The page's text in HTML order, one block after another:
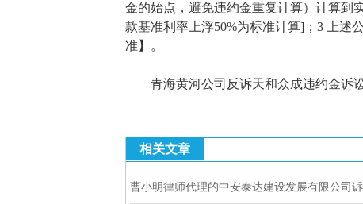
金的始点，避免违约金重复计算）计算到
款基准利率上浮50%为标准计算]；3 上述
准】。
青海黄河公司反诉天和众成违约金诉讼
相关文章
曹小明律师代理的中安泰达建设发展有限公司诉